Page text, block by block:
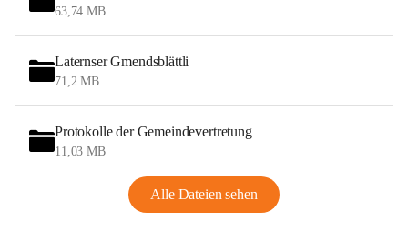
63,74 MB
Laternser Gmendsblättli
71,2 MB
Protokolle der Gemeindevertretung
11,03 MB
Alle Dateien sehen